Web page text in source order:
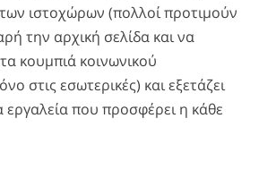
των ιστοχώρων (πολλοί προτιμούν
την αρχική σελίδα και να
κουμπιά κοινωνικού
στις εσωτερικές) και εξετάζει
που προσφέρει η κάθε